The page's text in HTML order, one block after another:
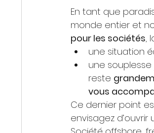
En tant que
monde entier et
pour les sociétés,
une situation
une
reste
vous
Ce dernier point
envisagez